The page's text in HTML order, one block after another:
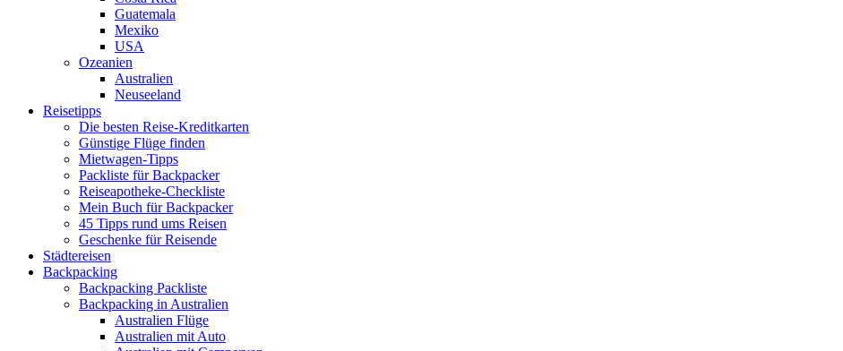
Guatemala
Mexiko
USA
Ozeanien
Australien
Neuseeland
Reisetipps
Die besten Reise-Kreditkarten
Günstige Flüge finden
Mietwagen-Tipps
Packliste für Backpacker
Reiseapotheke-Checkliste
Mein Buch für Backpacker
45 Tipps rund ums Reisen
Geschenke für Reisende
Städtereisen
Backpacking
Backpacking Packliste
Backpacking in Australien
Australien Flüge
Australien mit Auto